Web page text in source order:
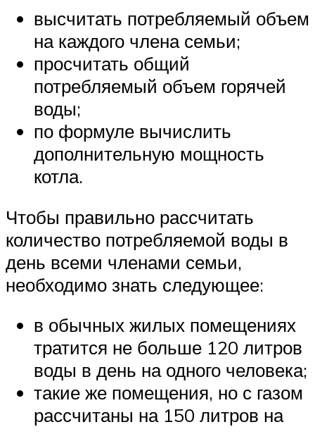
высчитать потребляемый объем
на каждого члена семьи;
просчитать общий
потребляемый объем горячей
воды;
по формуле вычислить
дополнительную мощность
котла.
Чтобы правильно рассчитать
количество потребляемой воды в
день всеми членами семьи,
необходимо знать следующее:
в обычных жилых помещениях
тратится не больше 120 литров
воды в день на одного человека;
такие же помещения, но с газом
рассчитаны на 150 литров на